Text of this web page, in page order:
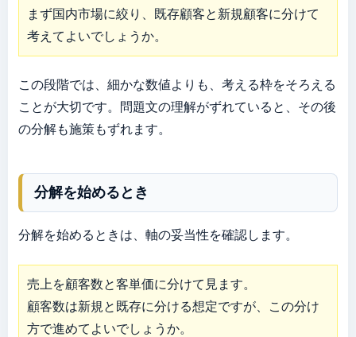
まず国内市場に絞り、既存顧客と新規顧客に分けて
考えてよいでしょうか。
この段階では、細かな数値よりも、考える枠をそろえる
ことが大切です。問題文の理解がずれていると、その後
の分解も施策もずれます。
分解を始めるとき
分解を始めるときは、軸の妥当性を確認します。
売上を顧客数と客単価に分けて見ます。
顧客数は新規と既存に分ける想定ですが、この分け
方で進めてよいでしょうか。